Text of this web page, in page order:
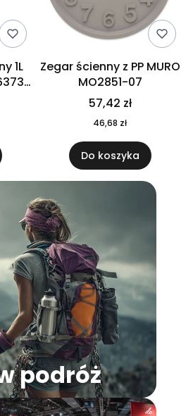
1L
Zegar ścienny z PP MURO
MO2851-07
57,42 zł
46,68 zł
Do koszyka
podróż